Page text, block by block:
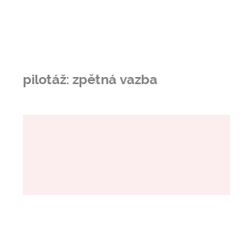
pilotáž: zpětná vazba